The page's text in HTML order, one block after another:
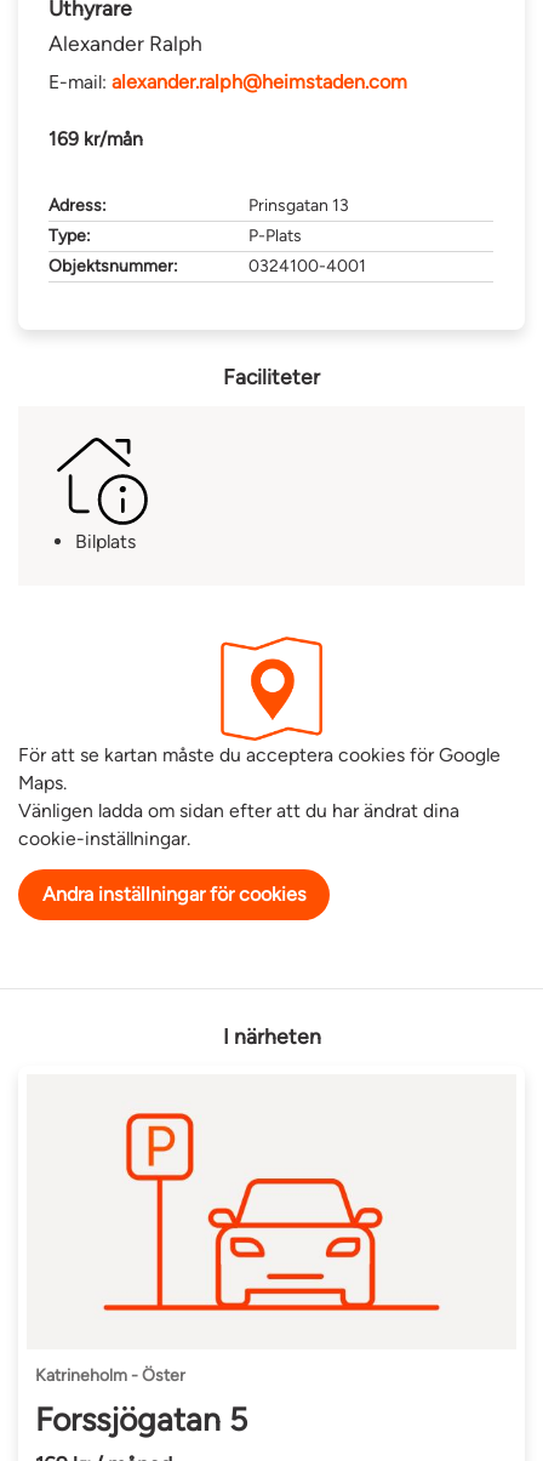
Uthyrare
Alexander Ralph
E-mail:alexander.ralph@heimstaden.com
169 kr/mån
Adress:
Prinsgatan 13
Type:
P-Plats
Objektsnummer:
0324100-4001
Faciliteter
Bilplats
För att se kartan måste du acceptera cookies för Google
Maps.
Vänligen ladda om sidan efter att du har ändrat dina
cookie-inställningar.
Andra inställningar för cookies
I närheten
Katrineholm - Öster
Forssjögatan 5